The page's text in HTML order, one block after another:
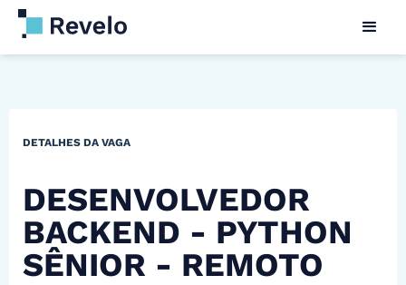
DETALHES DA VAGA
DESENVOLVEDOR
BACKEND - PYTHON
SÊNIOR - REMOTO